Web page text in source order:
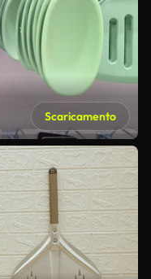
Scaricamento